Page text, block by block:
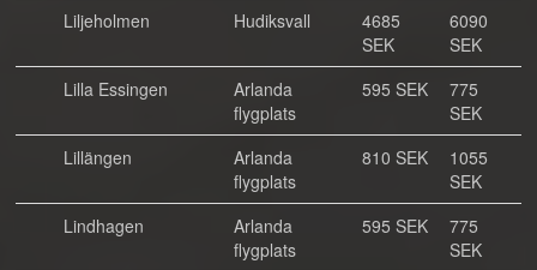
Liljeholmen
Hudiksvall
4685
SEK
6090
SEK
Lilla Essingen
Arlanda
flygplats
595 SEK
775
SEK
Lillängen
Arlanda
flygplats
810 SEK
1055
SEK
Lindhagen
Arlanda
flygplats
595 SEK
775
SEK